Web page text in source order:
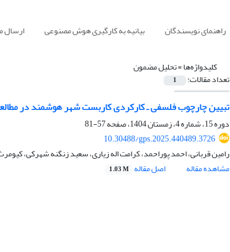
راهنمای نویسندگان بیانیه به کارگیری هوش مصنوعی ارسال
کلیدواژه‌ها =تحلیل مضمون
تعداد مقالات: 1
تبیین چارچوب فلسفی ـ کارکردی کاربست شهر هوشمند در
دوره 15، شماره 4، زمستان 1404، صفحه
57-81
10.30488/gps.2025.440489.3726
رامین قربانی، احمد پوراحمد، کرامت اله زیاری، سعید زنگنه شهرکی،
مشاهده مقاله
اصل مقاله 1.03 M